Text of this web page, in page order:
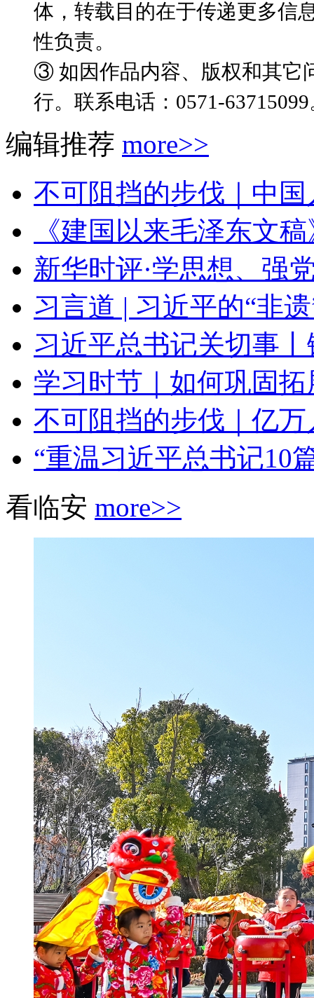
体，转载目的在于传递更多信
性负责。
③ 如因作品内容、版权和其它
行。联系电话：0571-63715099
编辑推荐 more>>
不可阻挡的步伐｜中
《建国以来毛泽东文
新华时评·学思想、强
习言道 | 习近平的“非
习近平总书记关切事
学习时节｜如何巩固
不可阻挡的步伐｜亿
“重温习近平总书记10
看临安 more>>